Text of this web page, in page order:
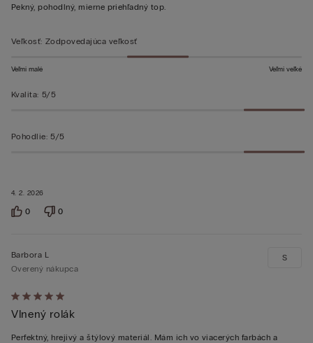
5
4. 2. 2026
Pekný, pohodlný, mierne priehľadný top.
Veľkosť: Zodpovedajúca veľkosť
Veľmi malé Veľmi veľké
Kvalita: 5/5
Pohodlie: 5/5
0 0
Hodnotenie:
5
z 5
Barbora L
Overený nákupca
Vlnený rolák
Perfektný, hrejivý a štýlový materiál. Mám ich vo viacerých farbách a
S